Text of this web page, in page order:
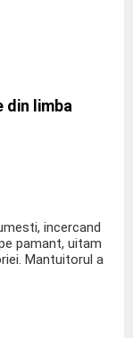
din limba
incercand
pamant, uitam
Mantuitorul a